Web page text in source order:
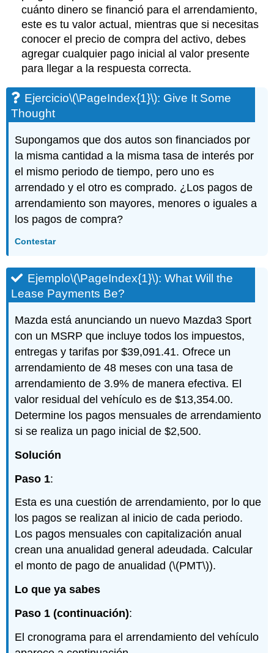
cuánto dinero se financió para el arrendamiento,
este es tu valor actual, mientras que si necesitas
conocer el precio de compra del activo, debes
agregar cualquier pago inicial al valor presente
para llegar a la respuesta correcta.
Ejercicio\(\PageIndex{1}\): Give It Some
Thought
Supongamos que dos autos son financiados por
la misma cantidad a la misma tasa de interés por
el mismo periodo de tiempo, pero uno es
arrendado y el otro es comprado. ¿Los pagos de
arrendamiento son mayores, menores o iguales a
los pagos de compra?
Contestar
Ejemplo\(\PageIndex{1}\): What Will the
Lease Payments Be?
Mazda está anunciando un nuevo Mazda3 Sport
con un MSRP que incluye todos los impuestos,
entregas y tarifas por $39,091.41. Ofrece un
arrendamiento de 48 meses con una tasa de
arrendamiento de 3.9% de manera efectiva. El
valor residual del vehículo es de $13,354.00.
Determine los pagos mensuales de arrendamiento
si se realiza un pago inicial de $2,500.
Solución
Paso 1:
Esta es una cuestión de arrendamiento, por lo que
los pagos se realizan al inicio de cada periodo.
Los pagos mensuales con capitalización anual
crean una anualidad general adeudada. Calcular
el monto de pago de anualidad (\(PMT\)).
Lo que ya sabes
Paso 1 (continuación):
El cronograma para el arrendamiento del vehículo